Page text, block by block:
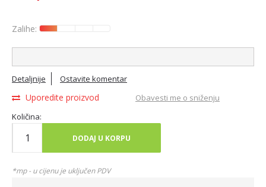
Zalihe:
Detaljnije Ostavite komentar
Uporedite proizvod
Obavesti me o sniženju
Količina:
DODAJ U KORPU
*mp - u cijenu je uključen PDV